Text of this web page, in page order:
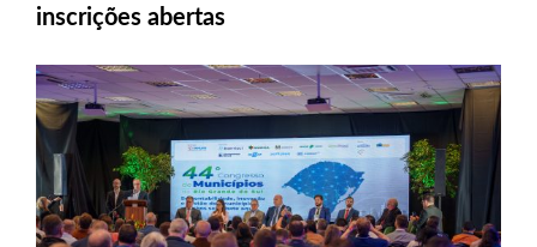
inscrições abertas